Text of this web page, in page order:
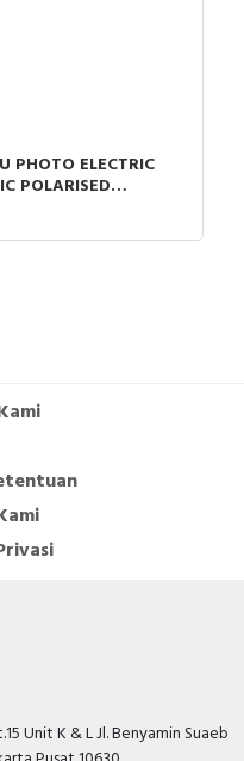
PHOTO ELECTRIC
POLARISED
Unit K & L Jl. Benyamin Suaeb